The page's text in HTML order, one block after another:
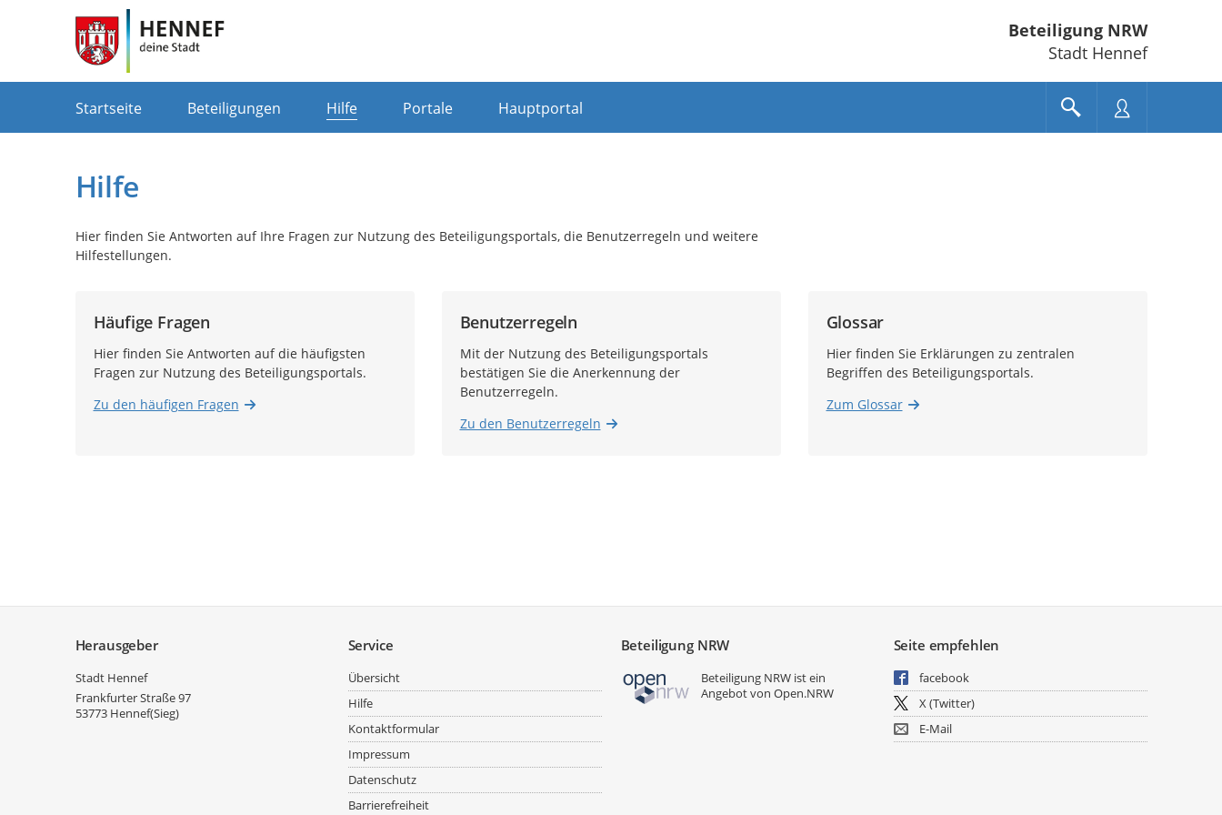
Beteiligung NRW
Stadt Hennef
Startseite Beteiligungen Hilfe Portale Hauptportal
Hilfe
Hier finden Sie Antworten auf Ihre Fragen zur Nutzung des Beteiligungsportals, die Benutzerregeln und weitere
Hilfestellungen.
Häufige Fragen
Hier finden Sie Antworten auf die häufigsten
Fragen zur Nutzung des Beteiligungsportals.
Zu den häufigen Fragen
Benutzerregeln
Mit der Nutzung des Beteiligungsportals
bestätigen Sie die Anerkennung der
Benutzerregeln.
Zu den Benutzerregeln
Glossar
Hier finden Sie Erklärungen zu zentralen
Begriffen des Beteiligungsportals.
Zum Glossar
Herausgeber
Stadt Hennef
Frankfurter Straße 97
53773 Hennef(Sieg)
Service
Übersicht
Hilfe
Kontaktformular
Impressum
Datenschutz
Barrierefreiheit
Beteiligung NRW
Beteiligung NRW ist ein
Angebot vonOpen.NRW
Seite empfehlen
facebook
X (Twitter)
E-Mail